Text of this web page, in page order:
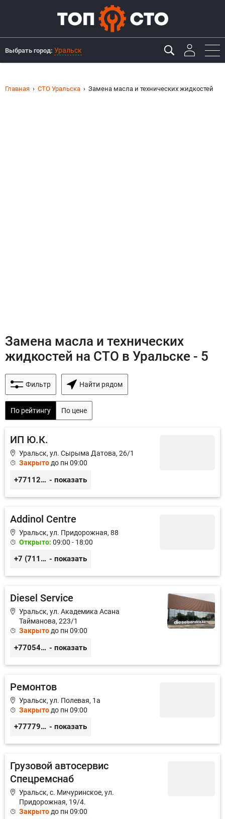
Выбрать город: Уральск
Главная СТО Уральска Замена масла и технических жидкостей
Замена масла и технических
жидкостей на СТО в Уральске - 5
Фильтр Найти рядом
По рейтингу По цене
ИП Ю.К.
Уральск, ул. Сырыма Датова, 26/1
Закрыто до пн 09:00
+77112254288 - показать
Addinol Centre
Уральск, ул. Придорожная, 88
Открыто: 09:00 - 18:00
+7 (7112) 31–13–11 - показать
Diesel Service
Уральск, ул. Академика Асана
Тайманова, 223/1
Закрыто до пн 09:00
+77054104109 - показать
Ремонтов
Уральск, ул. Полевая, 1а
Закрыто до пн 09:00
+77779730505 - показать
Грузовой автосервис
Спецремснаб
Уральск, с. Мичуринское, ул.
Придорожная, 19/4.
Закрыто до пн 09:00